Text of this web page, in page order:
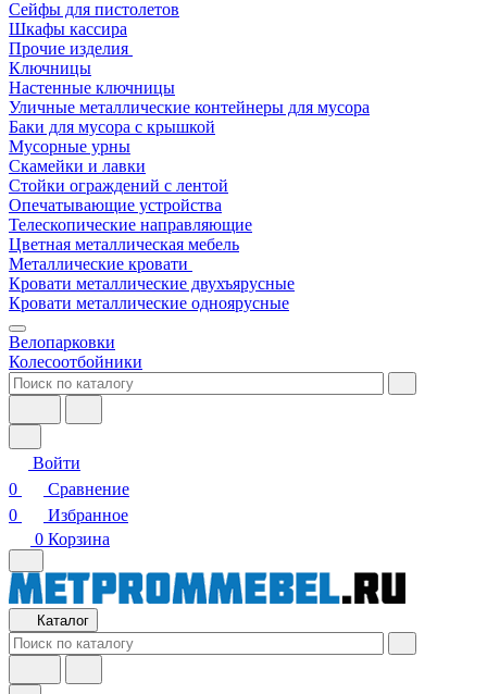
Сейфы для пистолетов
Шкафы кассира
Прочие изделия
Ключницы
Настенные ключницы
Уличные металлические контейнеры для мусора
Баки для мусора с крышкой
Мусорные урны
Скамейки и лавки
Стойки ограждений с лентой
Опечатывающие устройства
Телескопические направляющие
Цветная металлическая мебель
Металлические кровати
Кровати металлические двухъярусные
Кровати металлические одноярусные
Велопарковки
Колесоотбойники
Войти
0
Сравнение
0
Избранное
0 Корзина
Каталог